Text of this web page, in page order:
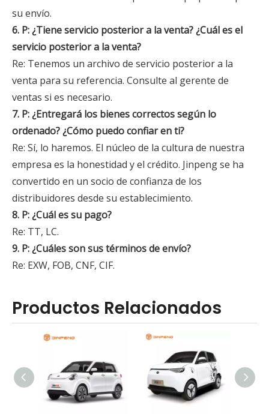
su envío.
6. P:¿Tiene servicio posterior a la venta? ¿Cuál es el
servicio posterior a la venta?
Re: Tenemos un archivo de servicio posterior a la
venta para su referencia. Consulte al gerente de
ventas si es necesario.
7. P: ¿Entregará los bienes correctos según lo
ordenado? ¿Cómo puedo confiar en ti?
Re: Sí, lo haremos. El núcleo de la cultura de nuestra
empresa es la honestidad y el crédito. Jinpeng se ha
convertido en un socio de confianza de los
distribuidores desde su establecimiento.
8. P: ¿Cuál es su pago?
Re: TT, LC.
9. P: ¿Cuáles son sus términos de envío?
Re: EXW, FOB, CNF, CIF.
Productos Relacionados